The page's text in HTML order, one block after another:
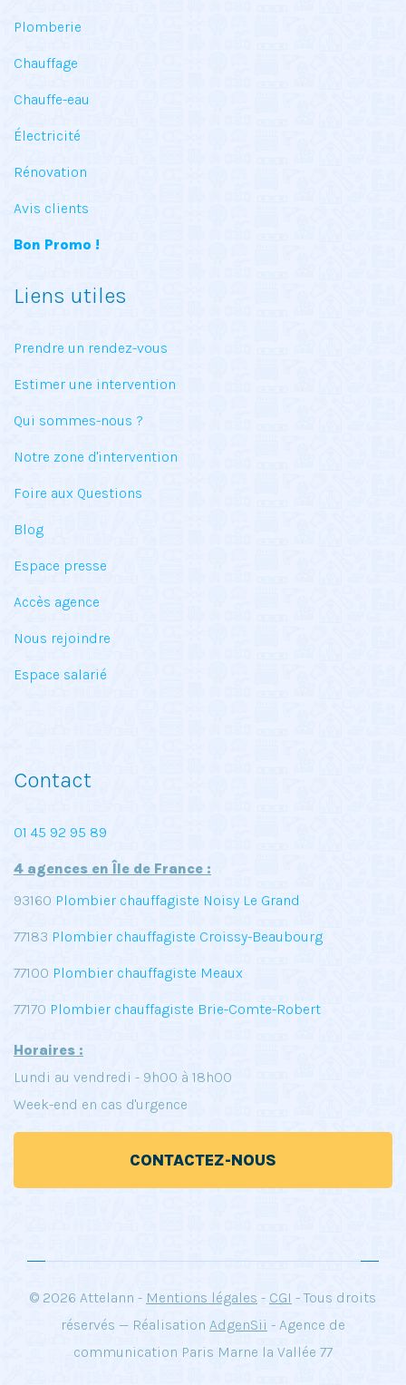
Plomberie
Chauffage
Chauffe-eau
Électricité
Rénovation
Avis clients
Bon Promo !
Liens utiles
Prendre un rendez-vous
Estimer une intervention
Qui sommes-nous ?
Notre zone d'intervention
Foire aux Questions
Blog
Espace presse
Accès agence
Nous rejoindre
Espace salarié
Contact
01 45 92 95 89
4 agences en Île de France :
93160 Plombier chauffagiste Noisy Le Grand
77183 Plombier chauffagiste Croissy-Beaubourg
77100 Plombier chauffagiste Meaux
77170 Plombier chauffagiste Brie-Comte-Robert
Horaires :
Lundi au vendredi - 9h00 à 18h00
Week-end en cas d'urgence
CONTACTEZ-NOUS
© 2026 Attelann - Mentions légales - CGI - Tous droits
réservés — Réalisation AdgenSii - Agence de
communication Paris Marne la Vallée 77